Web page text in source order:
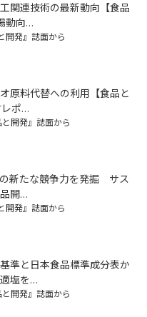
関連技術の最新動向【食品
動向…
開発』誌面から
原料代替への利用【食品と
ポ…
と開発』誌面から
新たな競争力を発掘 サス
開…
開発』誌面から
準と日本食品標準成分表か
塩を…
と開発』誌面から